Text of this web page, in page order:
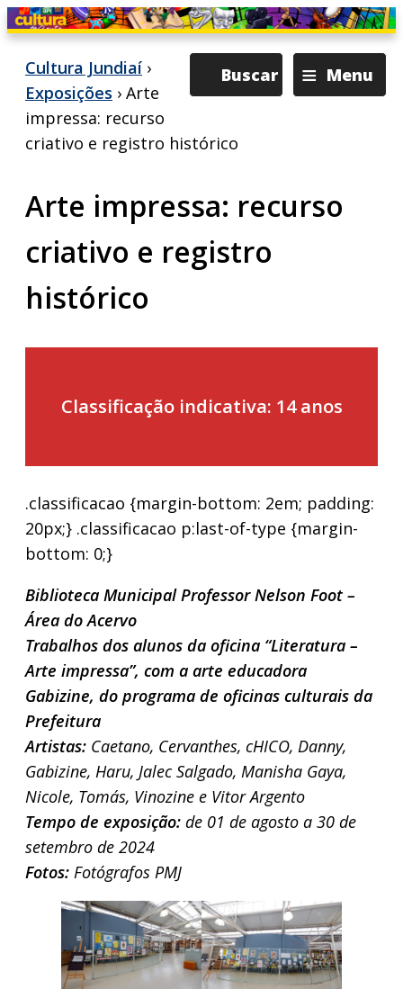
≡ Menu
Buscar
Cultura Jundiaí ›
Exposições › Arte
impressa: recurso
criativo e registro histórico
Arte impressa: recurso
criativo e registro
histórico
Classificação indicativa: 14 anos
.classificacao {margin-bottom: 2em; padding:
20px;} .classificacao p:last-of-type {margin-
bottom: 0;}
Biblioteca Municipal Professor Nelson Foot –
Área do Acervo
Trabalhos dos alunos da oficina “Literatura –
Arte impressa”, com a arte educadora
Gabizine, do programa de oficinas culturais da
Prefeitura
Artistas: Caetano, Cervanthes, cHICO, Danny,
Gabizine, Haru, Jalec Salgado, Manisha Gaya,
Nicole, Tomás, Vinozine e Vitor Argento
Tempo de exposição: de 01 de agosto a 30 de
setembro de 2024
Fotos: Fotógrafos PMJ